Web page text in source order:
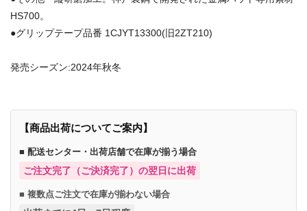
HS700。
●グリップテープ品番 1CJYT13300(旧2ZT210)
発売シーズン:2024年秋冬
【商品出荷についてご案内】
■ 配送センター・出荷店舗で在庫が揃う場合
ご注文完了（ご決済完了）の翌日に出荷
■ 複数点ご注文で在庫が揃わない場合